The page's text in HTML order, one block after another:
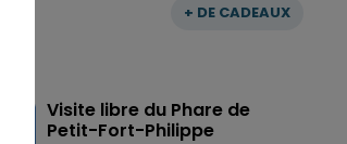
+ DE CADEAUX
Visite libre du Phare de
Petit-Fort-Philippe